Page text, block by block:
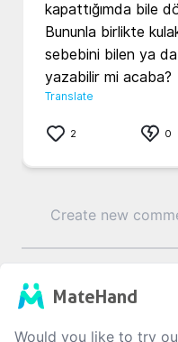
kapattığımda bile
Bununla birlikte
sebebini bilen ya
yazabilir mi acaba?
Translate
2 0
MateHand
Would you like to try